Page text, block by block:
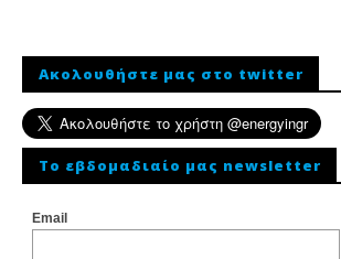
Ακολουθήστε μας στο twitter
To εβδομαδιαίο μας newsletter
Email